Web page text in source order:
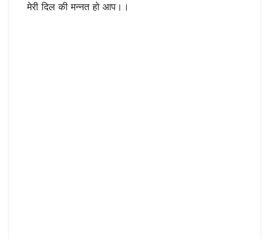
मेरी दिल की मन्नत हो आप।।